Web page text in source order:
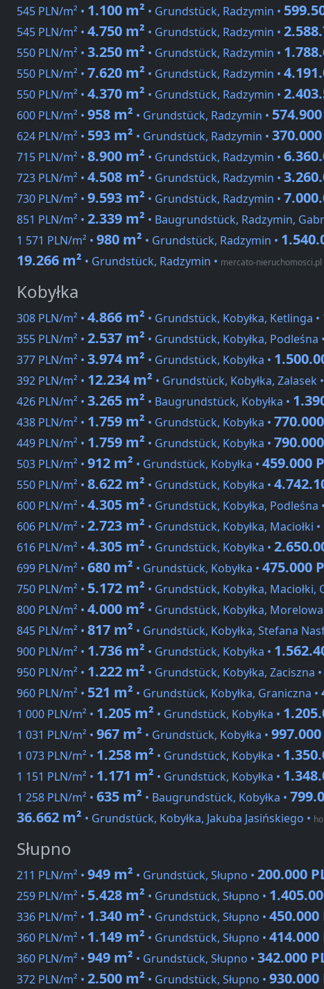
545 PLN/m² • 1.100 m² • Grundstück, Radzymin •
545 PLN/m² • 4.750 m² • Grundstück, Radzymin •
550 PLN/m² • 3.250 m² • Grundstück, Radzymin •
550 PLN/m² • 7.620 m² • Grundstück, Radzymin •
550 PLN/m² • 4.370 m² • Grundstück, Radzymin •
600 PLN/m² • 958 m² • Grundstück, Radzymin •
624 PLN/m² • 593 m² • Grundstück, Radzymin •
715 PLN/m² • 8.900 m² • Grundstück, Radzymin •
723 PLN/m² • 4.508 m² • Grundstück, Radzymin •
730 PLN/m² • 9.593 m² • Grundstück, Radzymin •
851 PLN/m² • 2.339 m² • Baugrundstück, Radzymin,
1 571 PLN/m² • 980 m² • Grundstück, Radzymin •
19.266 m² • Grundstück, Radzymin • mercato-nieruchomosci.pl
Kobyłka
308 PLN/m² • 4.866 m² • Grundstück, Kobyłka, Ketlinga •
355 PLN/m² • 2.537 m² • Grundstück, Kobyłka, Podleśna •
377 PLN/m² • 3.974 m² • Grundstück, Kobyłka •
392 PLN/m² • 12.234 m² • Grundstück, Kobyłka, Zalasek •
426 PLN/m² • 3.265 m² • Baugrundstück, Kobyłka •
438 PLN/m² • 1.759 m² • Grundstück, Kobyłka •
449 PLN/m² • 1.759 m² • Grundstück, Kobyłka •
503 PLN/m² • 912 m² • Grundstück, Kobyłka • 459.000
550 PLN/m² • 8.622 m² • Grundstück, Kobyłka •
600 PLN/m² • 4.305 m² • Grundstück, Kobyłka, Podleśna •
606 PLN/m² • 2.723 m² • Grundstück, Kobyłka, Maciołki •
616 PLN/m² • 4.305 m² • Grundstück, Kobyłka •
699 PLN/m² • 680 m² • Grundstück, Kobyłka • 475.000
750 PLN/m² • 5.172 m² • Grundstück, Kobyłka, Maciołki,
800 PLN/m² • 4.000 m² • Grundstück, Kobyłka, Morelowa
845 PLN/m² • 817 m² • Grundstück, Kobyłka, Stefana
900 PLN/m² • 1.736 m² • Grundstück, Kobyłka •
950 PLN/m² • 1.222 m² • Grundstück, Kobyłka, Zaciszna •
960 PLN/m² • 521 m² • Grundstück, Kobyłka, Graniczna •
1 000 PLN/m² • 1.205 m² • Grundstück, Kobyłka •
1 031 PLN/m² • 967 m² • Grundstück, Kobyłka •
1 073 PLN/m² • 1.258 m² • Grundstück, Kobyłka •
1 151 PLN/m² • 1.171 m² • Grundstück, Kobyłka •
1 258 PLN/m² • 635 m² • Baugrundstück, Kobyłka •
36.662 m² • Grundstück, Kobyłka, Jakuba Jasińskiego •
Słupno
211 PLN/m² • 949 m² • Grundstück, Słupno • 200.000
259 PLN/m² • 5.428 m² • Grundstück, Słupno •
336 PLN/m² • 1.340 m² • Grundstück, Słupno • 450.000
360 PLN/m² • 1.149 m² • Grundstück, Słupno • 414.000
360 PLN/m² • 949 m² • Grundstück, Słupno • 342.000
372 PLN/m² • 2.500 m² • Grundstück, Słupno • 930.000